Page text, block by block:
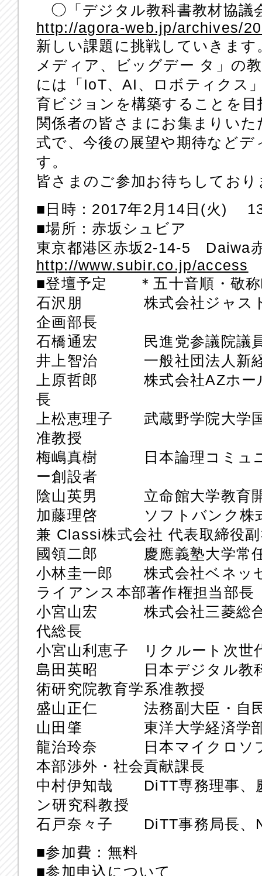
◯「デジタル教科書教材協議
http://agora-web.jp/archives/
新しい課題に挑戦していきま
メディア、ビッグデー タ」の
には「IoT、AI、ロボティクス
育ビジョンを構築することを目
関係者の皆さまにお集まりい
式で、今後の展望や期待など
す。
皆さまのご参加お待ちしており
■日時：2017年2月14日(火)
■場所：赤坂シュビア
東京都港区赤坂2-14-5 Daiwa
http://www.subir.co.jp/access
■登壇予定 ＊五十音順・敬
石沢朋 株式会社ジャスト
企画部長
石橋通宏 民進党参議院議
井上智治 一般社団法人新経
上原哲郎 株式会社AZホー
長
上松恵理子 武蔵野学院大学
准教授
梅嶋真樹 日本論理コミュニ
ー創設者
陰山英男 立命館大学教育開
加藤理啓 ソフトバンク株式
兼 Classi株式会社 代表取締役
國領二郎 慶應義塾大学常
小林圭一郎 株式会社ベネッ
ライアンス本部著作権担当部長
小宮山宏 株式会社三菱総合
代総長
小宮山利恵子 リクルート次世
島田英昭 日本デジタル教科
術研究院教育学系准教授
盛山正仁 法務副大臣・自民
山田肇 東洋大学経済学
龍治玲奈 日本マイクロソ
本部渉外・社会貢献課長
中村伊知哉 DiTT専務理事、
ン研究科教授
石戸奈々子 DiTT事務局長、
■参加費：無料
■参加申込について